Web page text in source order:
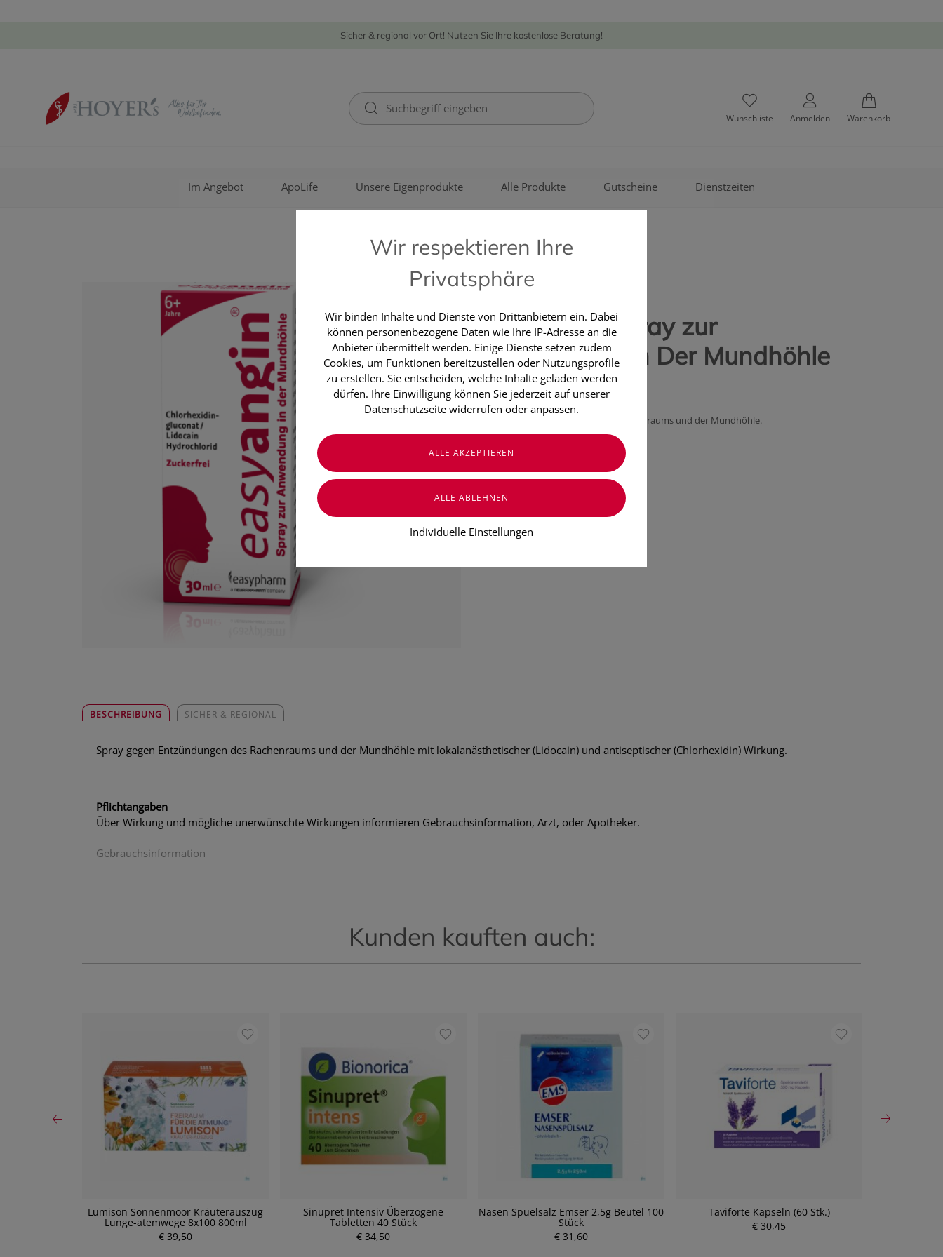
Sicher & regional vor Ort! Nutzen Sie Ihre kostenlose Beratung!
Wunschliste Anmelden Warenkorb
Im Angebot ApoLife Unsere Eigenprodukte Alle Produkte Gutscheine Dienstzeiten
EASYPHARM OTC GMBH
Easyangin Spray zur
Anwendung In Der Mundhöhle
(30 ml)
Spray gegen Entzündungen des Rachenraums und der Mundhöhle.
zzgl. Versandkosten
BESCHREIBUNG SICHER & REGIONAL
Spray gegen Entzündungen des Rachenraums und der Mundhöhle mit lokalanästhetischer (Lidocain) und antiseptischer (Chlorhexidin) Wirkung.
Pflichtangaben
Über Wirkung und mögliche unerwünschte Wirkungen informieren Gebrauchsinformation, Arzt, oder Apotheker.
Gebrauchsinformation
Kunden kauften auch:
Lumison Sonnenmoor Kräuterauszug
Lunge-atemwege 8x100 800ml
€ 39,50
Sinupret Intensiv Überzogene
Tabletten 40 Stück
€ 34,50
Nasen Spuelsalz Emser 2,5g Beutel 100
Stück
€ 31,60
Taviforte Kapseln (60 Stk.)
€ 30,45
P
r P P
Wir respektieren Ihre
Privatsphäre
Wir binden Inhalte und Dienste von Drittanbietern ein. Dabei
können personenbezogene Daten wie Ihre IP-Adresse an die
Anbieter übermittelt werden. Einige Dienste setzen zudem
Cookies, um Funktionen bereitzustellen oder Nutzungsprofile
zu erstellen. Sie entscheiden, welche Inhalte geladen werden
dürfen. Ihre Einwilligung können Sie jederzeit auf unserer
Datenschutzseite widerrufen oder anpassen.
Individuelle Einstellungen